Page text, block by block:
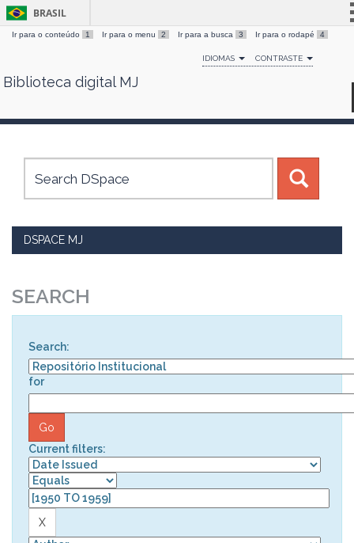
Skip
BRASIL
Simplifique!
Comunica BR
Canais
Ir para o conteúdo 1 Ir para o menu 2 Ir para a busca 3 Ir para o rodapé 4
IDIOMAS CONTRASTE
Biblioteca digital MJ
DSPACE MJ
SEARCH
Search:
for
Current filters: